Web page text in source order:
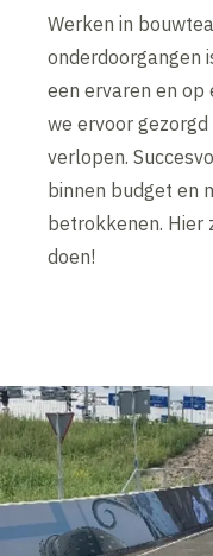
Werken in
onderdoorgangen
een ervaren en
we ervoor
verlopen.
binnen budget en
betrokkenen. Hier
doen!